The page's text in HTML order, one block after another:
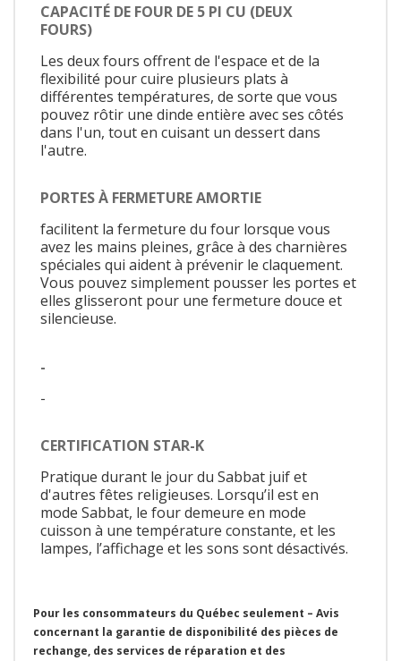
CAPACITÉ DE FOUR DE 5 PI CU (DEUX
FOURS)
Les deux fours offrent de l'espace et de la
flexibilité pour cuire plusieurs plats à
différentes températures, de sorte que vous
pouvez rôtir une dinde entière avec ses côtés
dans l'un, tout en cuisant un dessert dans
l'autre.
PORTES À FERMETURE AMORTIE
facilitent la fermeture du four lorsque vous
avez les mains pleines, grâce à des charnières
spéciales qui aident à prévenir le claquement.
Vous pouvez simplement pousser les portes et
elles glisseront pour une fermeture douce et
silencieuse.
-
-
CERTIFICATION STAR-K
Pratique durant le jour du Sabbat juif et
d'autres fêtes religieuses. Lorsqu’il est en
mode Sabbat, le four demeure en mode
cuisson à une température constante, et les
lampes, l’affichage et les sons sont désactivés.
Pour les consommateurs du Québec seulement – Avis
concernant la garantie de disponibilité des pièces de
rechange, des services de réparation et des